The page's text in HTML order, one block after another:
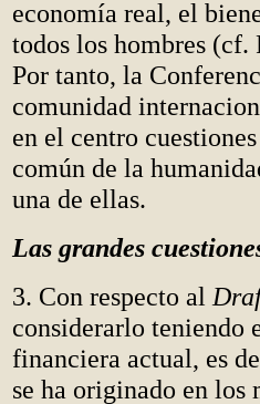
economía real, el
todos los hombres (cf.
Por tanto, la
comunidad
en el centro
común de la
una de ellas.
Las grandes
3. Con respecto al
considerarlo teniendo
financiera actual, es
se ha originado en los